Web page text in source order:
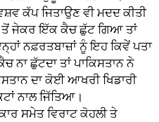
ਕੱਪ ਜਿਤਾਉਣ ਵੀ ਮਦਦ ਕੀਤੀ
ਤੋਂ ਜੇਕਰ ਇੱਕ ਕੈਚ ਛੁੱਟ ਗਿਆ ਤਾਂ
ਨਫ਼ਰਤਬਾਜ਼ਾਂ ਨੂੰ ਇਹ ਕਿਵੇਂ ਪਤਾ
ਛੁੱਟਦਾ ਤਾਂ ਪਾਕਿਸਤਾਨ ਨੇ
ਦਾ ਕੋਈ ਆਖਰੀ ਖਿਡਾਰੀ
ਨਾਲ ਜਿੱਤਿਆ।
ਸਮੇਤ ਵਿਰਾਟ ਕੋਹਲੀ ਤੇ